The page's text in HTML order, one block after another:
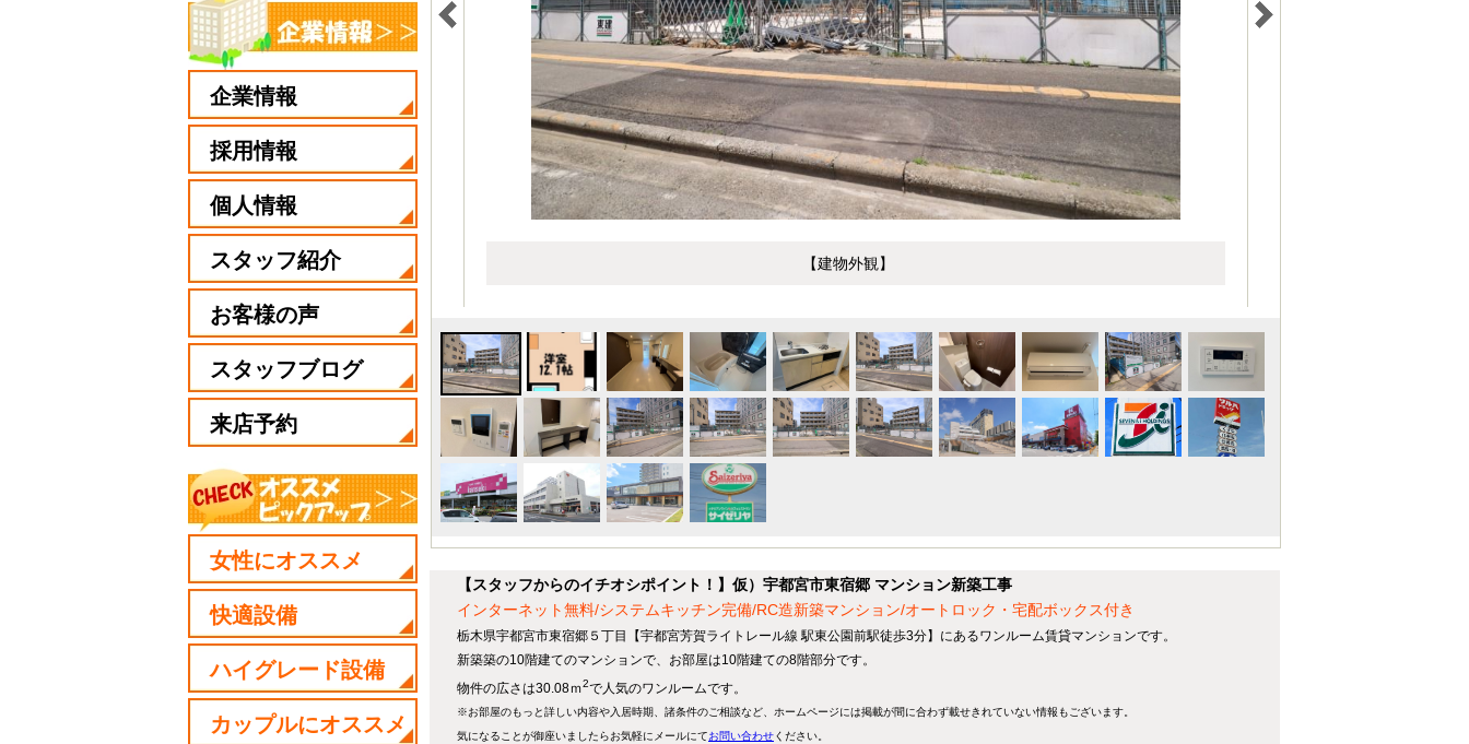
【建物外観】
【スタッフからのイチオシポイント！】仮）宇都宮市東宿郷 マンション新築工事
インターネット無料/システムキッチン完備/RC造新築マンション/オートロック・宅配ボックス付き
栃木県宇都宮市東宿郷５丁目【宇都宮芳賀ライトレール線 駅東公園前駅徒歩3分】にあるワンルーム賃貸マンションです。
新築築の10階建てのマンションで、お部屋は10階建ての8階部分です。
物件の広さは30.08ｍ2で人気のワンルームです。
※お部屋のもっと詳しい内容や入居時期、諸条件のご相談など、ホームページには掲載が間に合わず載せきれていない情報もございます。
気になることが御座いましたらお気軽にメールにてお問い合わせください。
企業情報
採用情報
個人情報
スタッフ紹介
お客様の声
スタッフブログ
来店予約
女性にオススメ
快適設備
ハイグレード設備
カップルにオススメ